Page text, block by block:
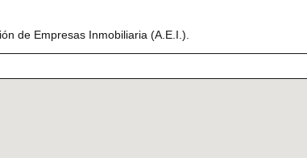
de Empresas Inmobiliaria (A.E.I.).